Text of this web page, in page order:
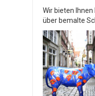
Wir bieten
über bemalte